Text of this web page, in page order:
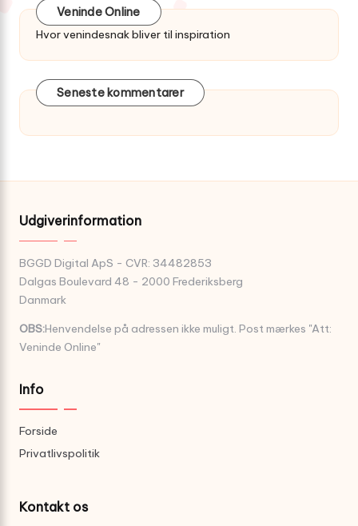
Veninde Online
Hvor venindesnak bliver til inspiration
Seneste kommentarer
Udgiverinformation
BGGD Digital ApS - CVR: 34482853
Dalgas Boulevard 48 - 2000 Frederiksberg
Danmark
OBS:Henvendelse på adressen ikke muligt. Post mærkes "Att:
Veninde Online"
Info
Forside
Privatlivspolitik
Kontakt os